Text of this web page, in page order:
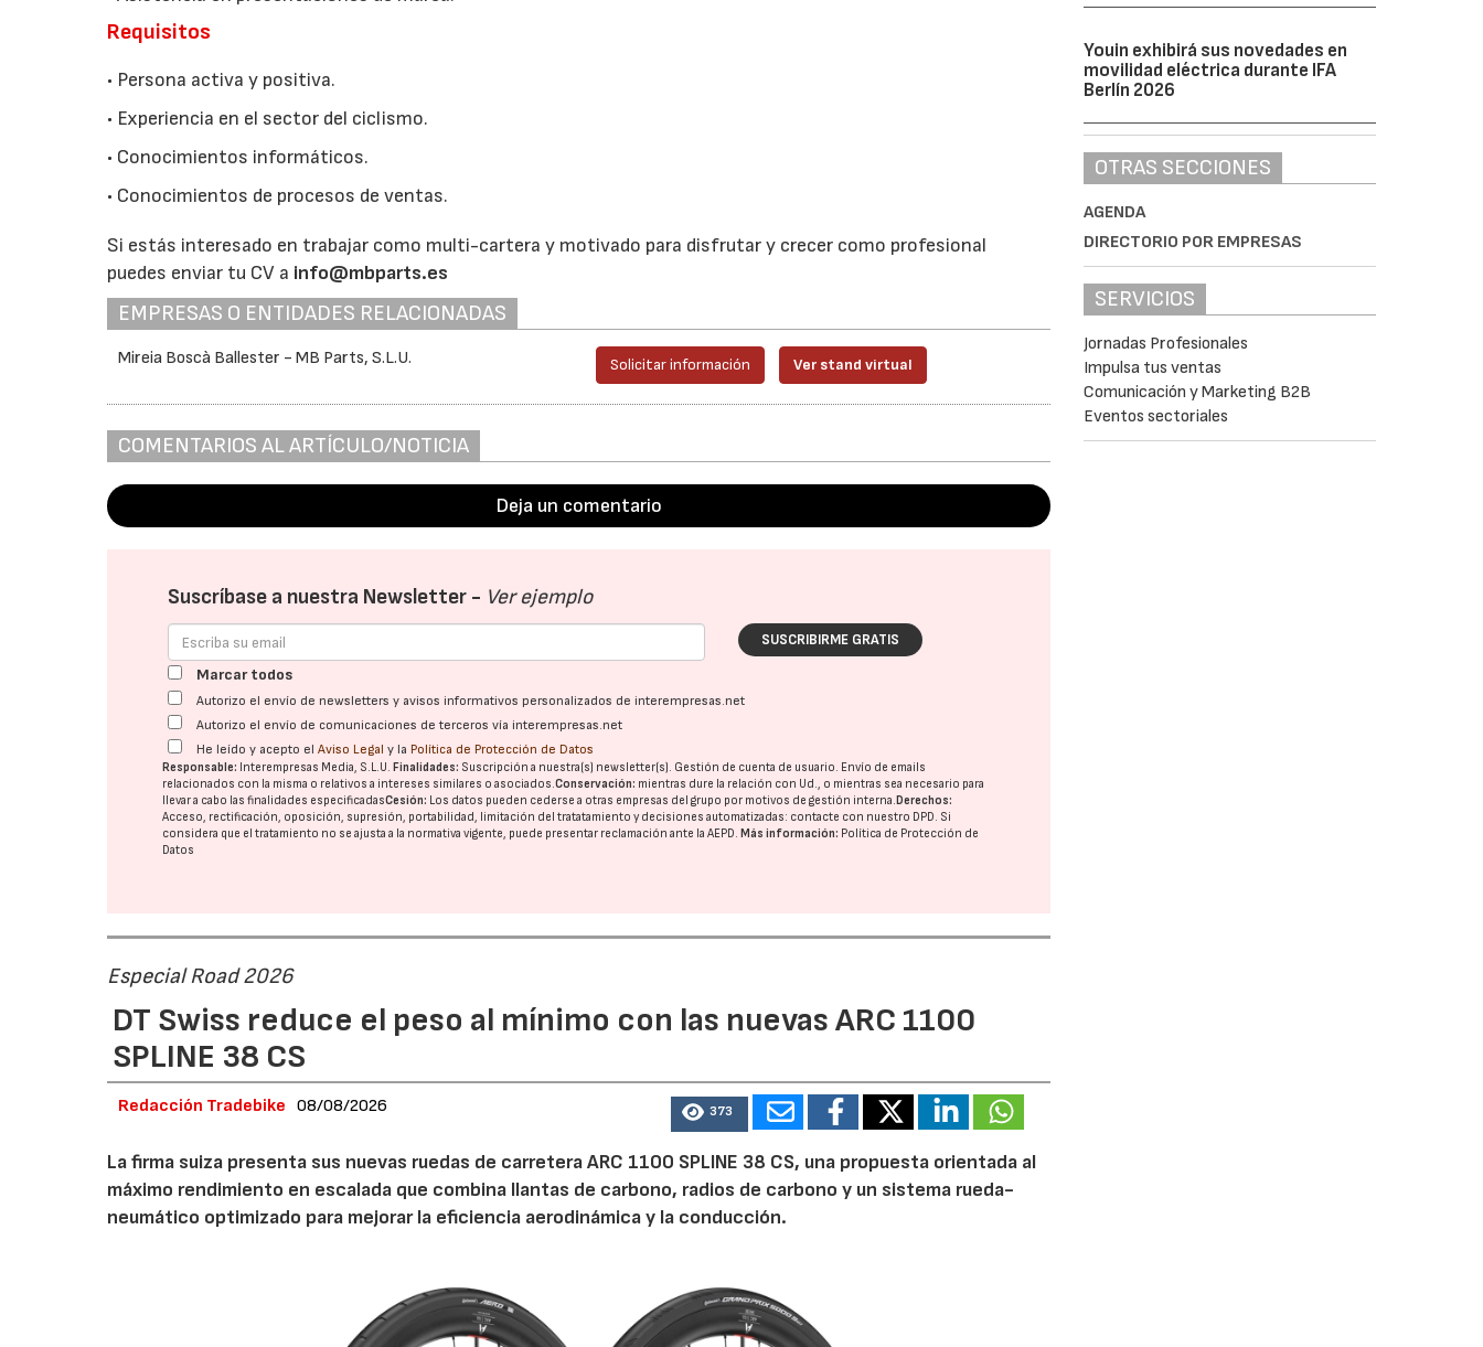
Requisitos
• Persona activa y positiva.
• Experiencia en el sector del ciclismo.
• Conocimientos informáticos.
• Conocimientos de procesos de ventas.
Si estás interesado en trabajar como multi-cartera y motivado para disfrutar y crecer como profesional
puedes enviar tu CV a info@mbparts.es
EMPRESAS O ENTIDADES RELACIONADAS
Mireia Boscà Ballester - MB Parts, S.L.U. Solicitar información Ver stand virtual
COMENTARIOS AL ARTÍCULO/NOTICIA
Deja un comentario
Suscríbase a nuestra Newsletter - Ver ejemplo
SUSCRIBIRME GRATIS
Marcar todos
Autorizo el envío de newsletters y avisos informativos personalizados de interempresas.net
Autorizo el envío de comunicaciones de terceros vía interempresas.net
He leído y acepto elAviso Legal y la Política de Protección de Datos
Responsable: Interempresas Media, S.L.U. Finalidades: Suscripción a nuestra(s) newsletter(s). Gestión de cuenta de usuario. Envío de emails
relacionados con la misma o relativos a intereses similares o asociados.Conservación: mientras dure la relación con Ud., o mientras sea necesario para
llevar a cabo las finalidades especificadasCesión: Los datos pueden cederse a otras empresas del grupo por motivos de gestión interna. Derechos:
Acceso, rectificación, oposición, supresión, portabilidad, limitación del tratatamiento y decisiones automatizadas: contacte con nuestro DPD. Si
considera que el tratamiento no se ajusta a la normativa vigente, puede presentar reclamación ante laAEPD. Más información: Política de Protección de
Datos
Especial Road 2026
DT Swiss reduce el peso al mínimo con las nuevas ARC 1100
SPLINE 38 CS
Redacción Tradebike 08/08/2026 373
La firma suiza presenta sus nuevas ruedas de carretera ARC 1100 SPLINE 38 CS, una propuesta orientada al
máximo rendimiento en escalada que combina llantas de carbono, radios de carbono y un sistema rueda-
neumático optimizado para mejorar la eficiencia aerodinámica y la conducción.
Youin exhibirá sus novedades en
movilidad eléctrica durante IFA
Berlín 2026
OTRAS SECCIONES
AGENDA
DIRECTORIO POR EMPRESAS
SERVICIOS
Jornadas Profesionales
Impulsa tus ventas
Comunicación y Marketing B2B
Eventos sectoriales